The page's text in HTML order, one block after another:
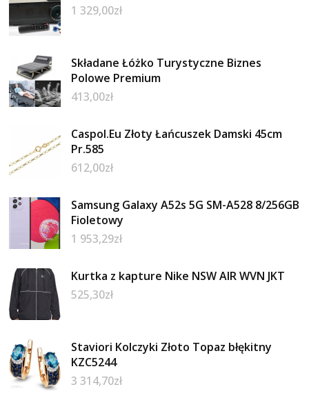
1 329,00zł
Składane Łóżko Turystyczne Biznes
Polowe Premium
413,00zł
Caspol.Eu Złoty Łańcuszek Damski 45cm
Pr.585
612,00zł
Samsung Galaxy A52s 5G SM-A528 8/256GB
Fioletowy
1 953,29zł
Kurtka z kapture Nike NSW AIR WVN JKT
525,30zł
Staviori Kolczyki Złoto Topaz błękitny
KZC5244
3 314,70zł